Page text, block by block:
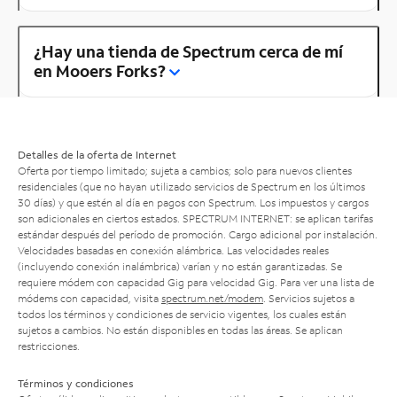
¿Hay una tienda de Spectrum cerca de mí
en Mooers Forks?
Detalles de la oferta de Internet
Oferta por tiempo limitado; sujeta a cambios; solo para nuevos clientes
residenciales (que no hayan utilizado servicios de Spectrum en los últimos
30 días) y que estén al día en pagos con Spectrum. Los impuestos y cargos
son adicionales en ciertos estados. SPECTRUM INTERNET: se aplican tarifas
estándar después del período de promoción. Cargo adicional por instalación.
Velocidades basadas en conexión alámbrica. Las velocidades reales
(incluyendo conexión inalámbrica) varían y no están garantizadas. Se
requiere módem con capacidad Gig para velocidad Gig. Para ver una lista de
módems con capacidad, visita spectrum.net/modem . Servicios sujetos a
todos los términos y condiciones de servicio vigentes, los cuales están
sujetos a cambios. No están disponibles en todas las áreas. Se aplican
restricciones.
Términos y condiciones